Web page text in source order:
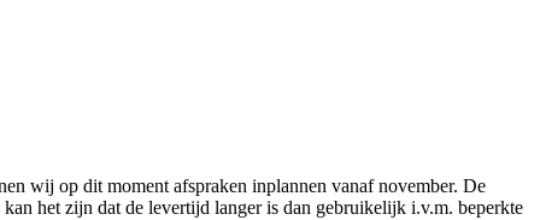
wij op dit moment afspraken inplannen vanaf november. De
het zijn dat de levertijd langer is dan gebruikelijk i.v.m. beperkte